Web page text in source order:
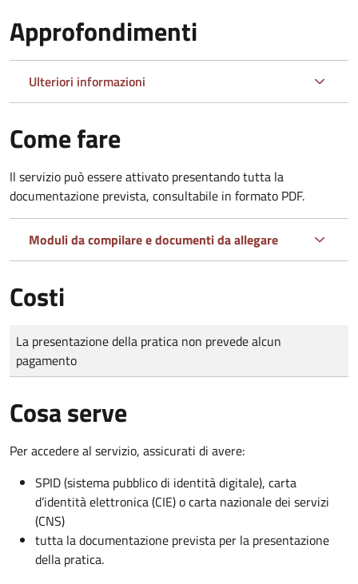
Approfondimenti
Ulteriori informazioni
Come fare
Il servizio può essere attivato presentando tutta la
documentazione prevista, consultabile in formato PDF.
Moduli da compilare e documenti da allegare
Costi
Tipo di pagamento
Importo
La presentazione della pratica non prevede alcun
pagamento
Cosa serve
Per accedere al servizio, assicurati di avere:
SPID (sistema pubblico di identità digitale), carta
d’identità elettronica (CIE) o carta nazionale dei servizi
(CNS)
tutta la documentazione prevista per la presentazione
della pratica.